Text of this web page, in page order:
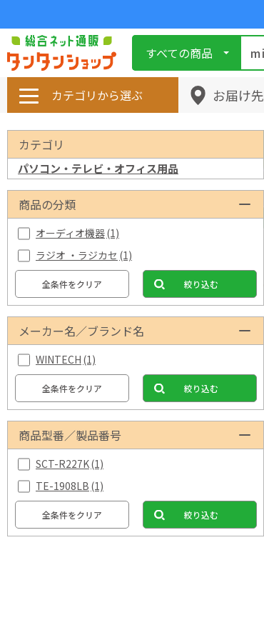
すべての商品
カテゴリから選ぶ お届け先
カテゴリ
パソコン・テレビ・オフィス用品
商品の分類
オーディオ機器(1)
ラジオ ・ラジカセ (1)
全条件をクリア 絞り込む
メーカー名／ブランド名
WINTECH (1)
全条件をクリア 絞り込む
商品型番／製品番号
SCT-R227K(1)
TE-1908LB (1)
全条件をクリア 絞り込む